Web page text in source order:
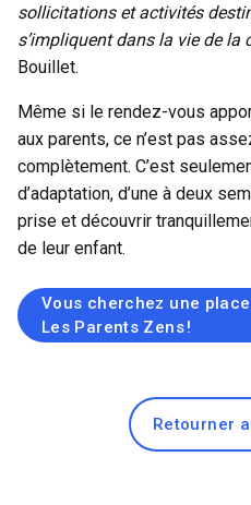
sollicitations et activités
s’impliquent dans la vie de la
Bouillet.
Même si le rendez-vous
aux parents, ce n’est pas
complètement. C’est
d’adaptation, d’une à deux
prise et découvrir
de leur enfant.
Vous cherchez une
Les Parents Zens !
Retourner